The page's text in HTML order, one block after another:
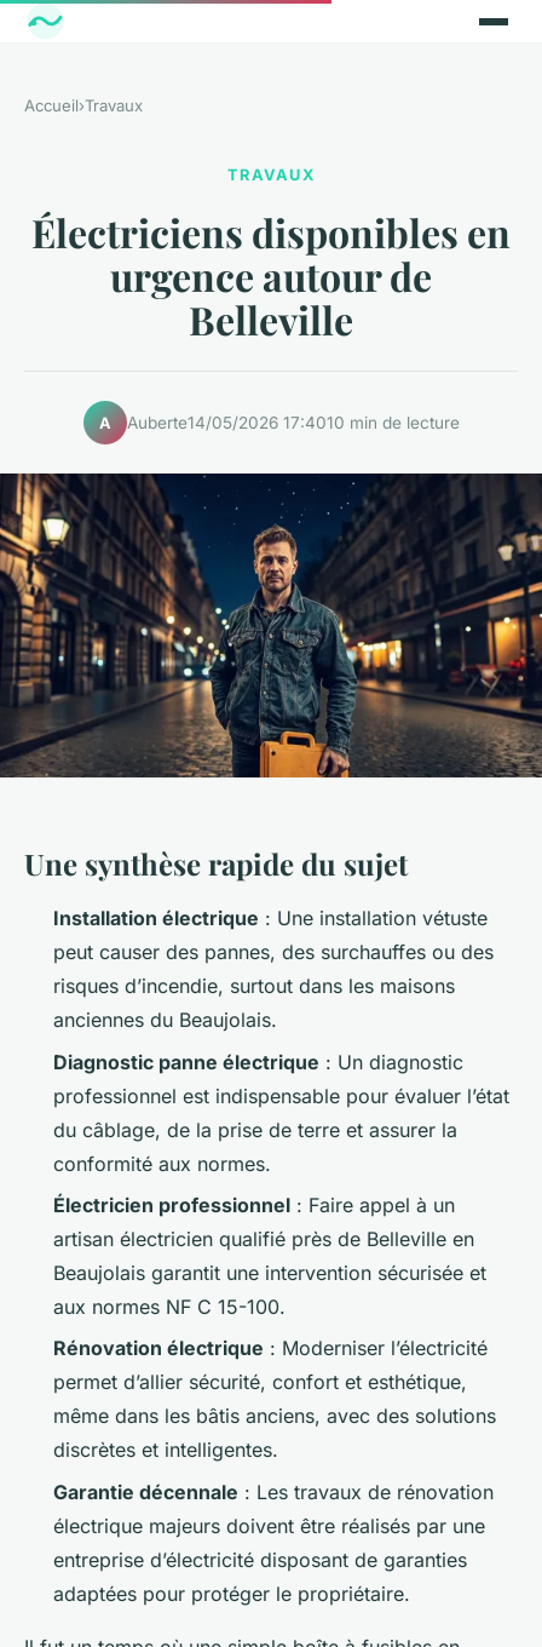
Accueil›Travaux
TRAVAUX
Électriciens disponibles en
urgence autour de
Belleville
A Auberte14/05/2026 17:4010 min de lecture
Une synthèse rapide du sujet
Installation électrique : Une installation vétuste
peut causer des pannes, des surchauffes ou des
risques d’incendie, surtout dans les maisons
anciennes du Beaujolais.
Diagnostic panne électrique : Un diagnostic
professionnel est indispensable pour évaluer l’état
du câblage, de la prise de terre et assurer la
conformité aux normes.
Électricien professionnel : Faire appel à un
artisan électricien qualifié près de Belleville en
Beaujolais garantit une intervention sécurisée et
aux normes NF C 15-100.
Rénovation électrique : Moderniser l’électricité
permet d’allier sécurité, confort et esthétique,
même dans les bâtis anciens, avec des solutions
discrètes et intelligentes.
Garantie décennale : Les travaux de rénovation
électrique majeurs doivent être réalisés par une
entreprise d’électricité disposant de garanties
adaptées pour protéger le propriétaire.